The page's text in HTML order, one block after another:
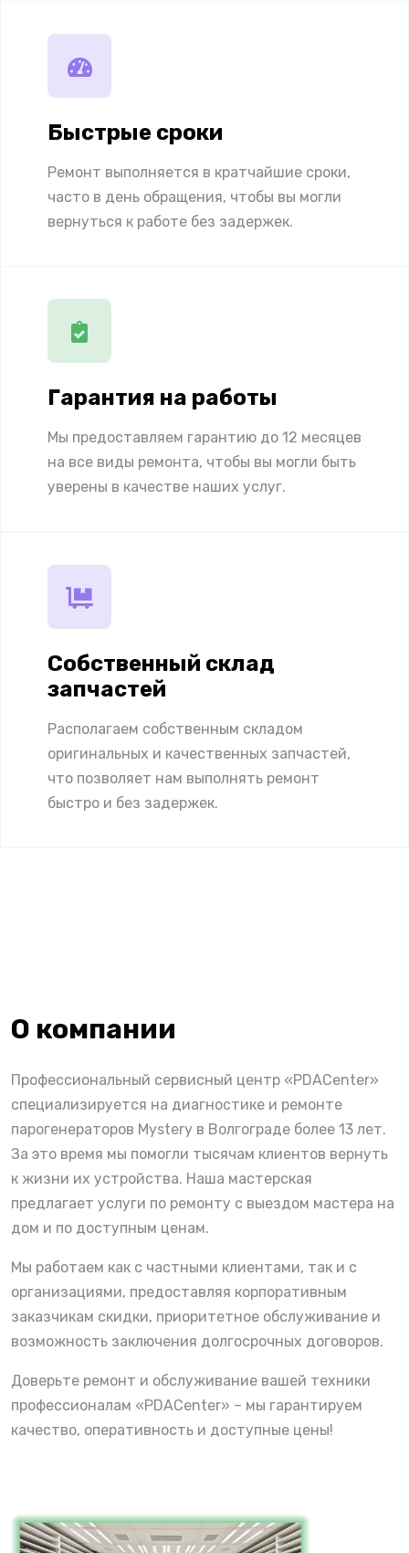
Быстрые сроки
Ремонт выполняется в кратчайшие сроки,
часто в день обращения, чтобы вы могли
вернуться к работе без задержек.
Гарантия на работы
Мы предоставляем гарантию до 12 месяцев
на все виды ремонта, чтобы вы могли быть
уверены в качестве наших услуг.
Собственный склад
запчастей
Располагаем собственным складом
оригинальных и качественных запчастей,
что позволяет нам выполнять ремонт
быстро и без задержек.
О компании
Профессиональный сервисный центр «PDACenter»
специализируется на диагностике и ремонте
парогенераторов Mystery в Волгограде более 13 лет.
За это время мы помогли тысячам клиентов вернуть
к жизни их устройства. Наша мастерская
предлагает услуги по ремонту с выездом мастера на
дом и по доступным ценам.
Мы работаем как с частными клиентами, так и с
организациями, предоставляя корпоративным
заказчикам скидки, приоритетное обслуживание и
возможность заключения долгосрочных договоров.
Доверьте ремонт и обслуживание вашей техники
профессионалам «PDACenter» – мы гарантируем
качество, оперативность и доступные цены!